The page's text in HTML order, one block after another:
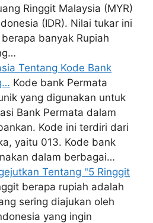
Ringgit Malaysia (MYR)
(IDR). Nilai tukar ini
banyak Rupiah
Tentang Kode Bank
Kode bank Permata
yang digunakan untuk
Bank Permata dalam
Kode ini terdiri dari
yaitu 013. Kode bank
dalam berbagai…
Tentang "5 Ringgit
berapa rupiah adalah
sering diajukan oleh
yang ingin